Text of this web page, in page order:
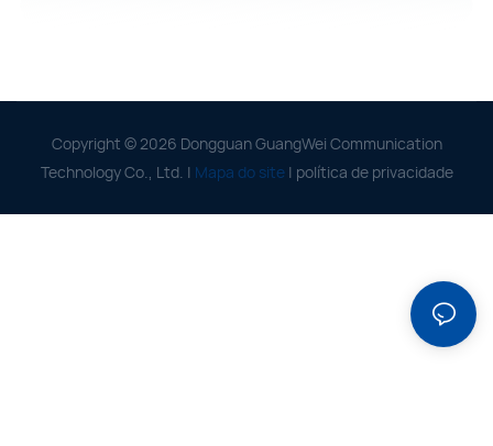
Copyright © 2026 Dongguan GuangWei Communication
Technology Co., Ltd. | Mapa do site | política de privacidade